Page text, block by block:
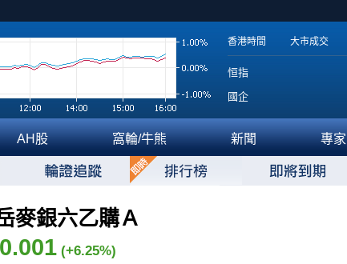
香港時間 大市成交
恒指
國企
AH股 窩輪/牛熊 新聞 專家
麥銀六乙購Ａ
0.001 (+6.25%)